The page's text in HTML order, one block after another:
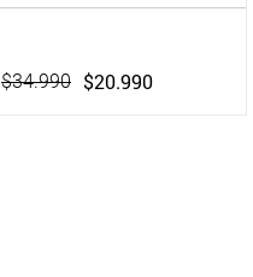
$34.990 $20.990